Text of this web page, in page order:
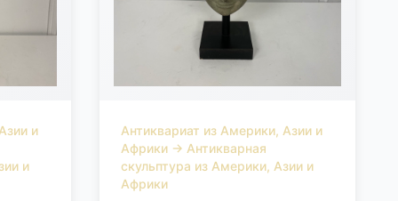
и
и
Антиквариат из Америки, Азии и
Африки → Антикварная
скульптура из Америки, Азии и
Африки